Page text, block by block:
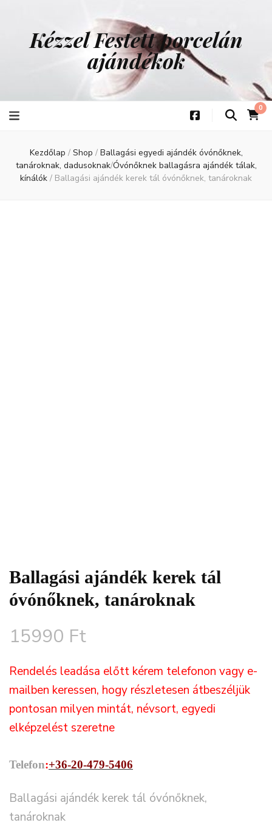
Kézzel Festett porcelán
ajándékok
0
Kezdőlap / Shop / Ballagási egyedi ajándék óvónőknek,
tanároknak, dadusoknak/Óvónőknek ballagásra ajándék tálak,
kínálók / Ballagási ajándék kerek tál óvónőknek, tanároknak
Ballagási ajándék kerek tál
óvónőknek, tanároknak
15990 Ft
Rendelés leadása előtt kérem telefonon vagy e-
mailben keressen, hogy részletesen átbeszéljük
pontosan milyen mintát, névsort, egyedi
elképzelést szeretne
Telefon:+36-20-479-5406
Ballagási ajándék kerek tál óvónőknek,
tanároknak